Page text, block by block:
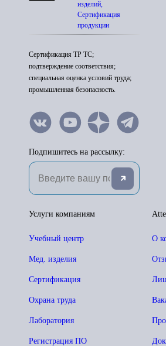
изделий,
Сертификация
продукции
Сертификация ТР ТС;
подтверждение соответствия;
специальная оценка условий труда;
промышленная безопасность.
Подпишитесь на рассылку:
О
Услуги компаниям
Учебный центр
Мед. изделия
Сертификация
Охрана труда
Лаборатория
Регистрация ПО